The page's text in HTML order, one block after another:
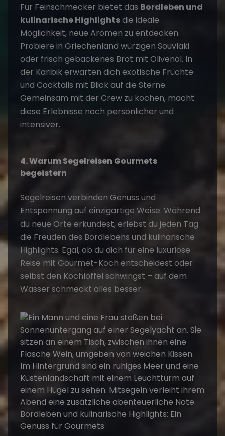
Für Feinschmecker bietet das Bordleben und
kulinarische Highlightsdie ideale
Möglichkeit, neue Aromen zu entdecken.
Probiere in Griechenland würzigen Souvlaki
oder frisch gebackenes Brot mit Olivenöl. In
der Karibik erwarten dich exotische Früchte
und Cocktails mit Blick auf die Sterne.
Gemeinsam mit der Crew zu kochen, macht
diese Erlebnisse noch persönlicher und
intensiver.
4. Warum Segelreisen Gourmets
begeistern
Segelreisen verbinden Genuss und
Entspannung auf einzigartige Weise. Während
du neue Orte erkundest, erlebst du jeden Tag
die Freuden des Bordlebens und kulinarische
Highlights. Egal, ob du dich für eine luxuriöse
Reise mit Gourmet-Koch entscheidest oder
selbst den Kochlöffel schwingst – auf dem
Wasser schmeckt alles besser.